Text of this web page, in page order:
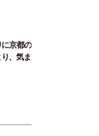
に京都の
、気ま